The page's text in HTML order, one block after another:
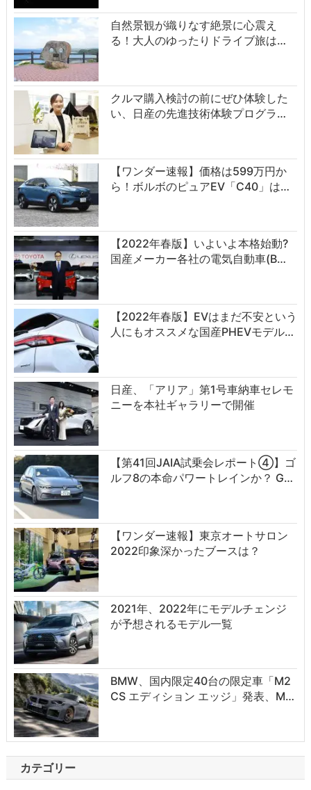
自然景観が織りなす絶景に心震え
る！大人のゆったりドライブ旅は…
クルマ購入検討の前にぜひ体験した
い、日産の先進技術体験プログラ…
【ワンダー速報】価格は599万円か
ら！ボルボのピュアEV「C40」は…
【2022年春版】いよいよ本格始動?
国産メーカー各社の電気自動車(B…
【2022年春版】EVはまだ不安という
人にもオススメな国産PHEVモデル…
日産、「アリア」第1号車納車セレモ
ニーを本社ギャラリーで開催
【第41回JAIA試乗会レポート④】ゴ
ルフ8の本命パワートレインか？ G…
【ワンダー速報】東京オートサロン
2022印象深かったブースは？
2021年、2022年にモデルチェンジ
が予想されるモデル一覧
BMW、国内限定40台の限定車「M2
CS エディション エッジ」発表、M…
カテゴリー